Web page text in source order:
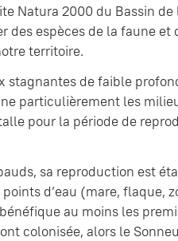
Natura 2000 du Bassin
espèces de la faune et
territoire.
stagnantes de faible
particulièrement les
pour la période de
sa reproduction est
d’eau (mare, flaque,
au moins les
colonisée, alors le